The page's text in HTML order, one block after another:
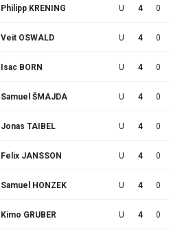
Philipp KRENING U 4 0
Veit OSWALD U 4 0
Isac BORN U 4 0
Samuel ŠMAJDA U 4 0
Jonas TAIBEL U 4 0
Felix JANSSON U 4 0
Samuel HONZEK U 4 0
Kimo GRUBER U 4 0